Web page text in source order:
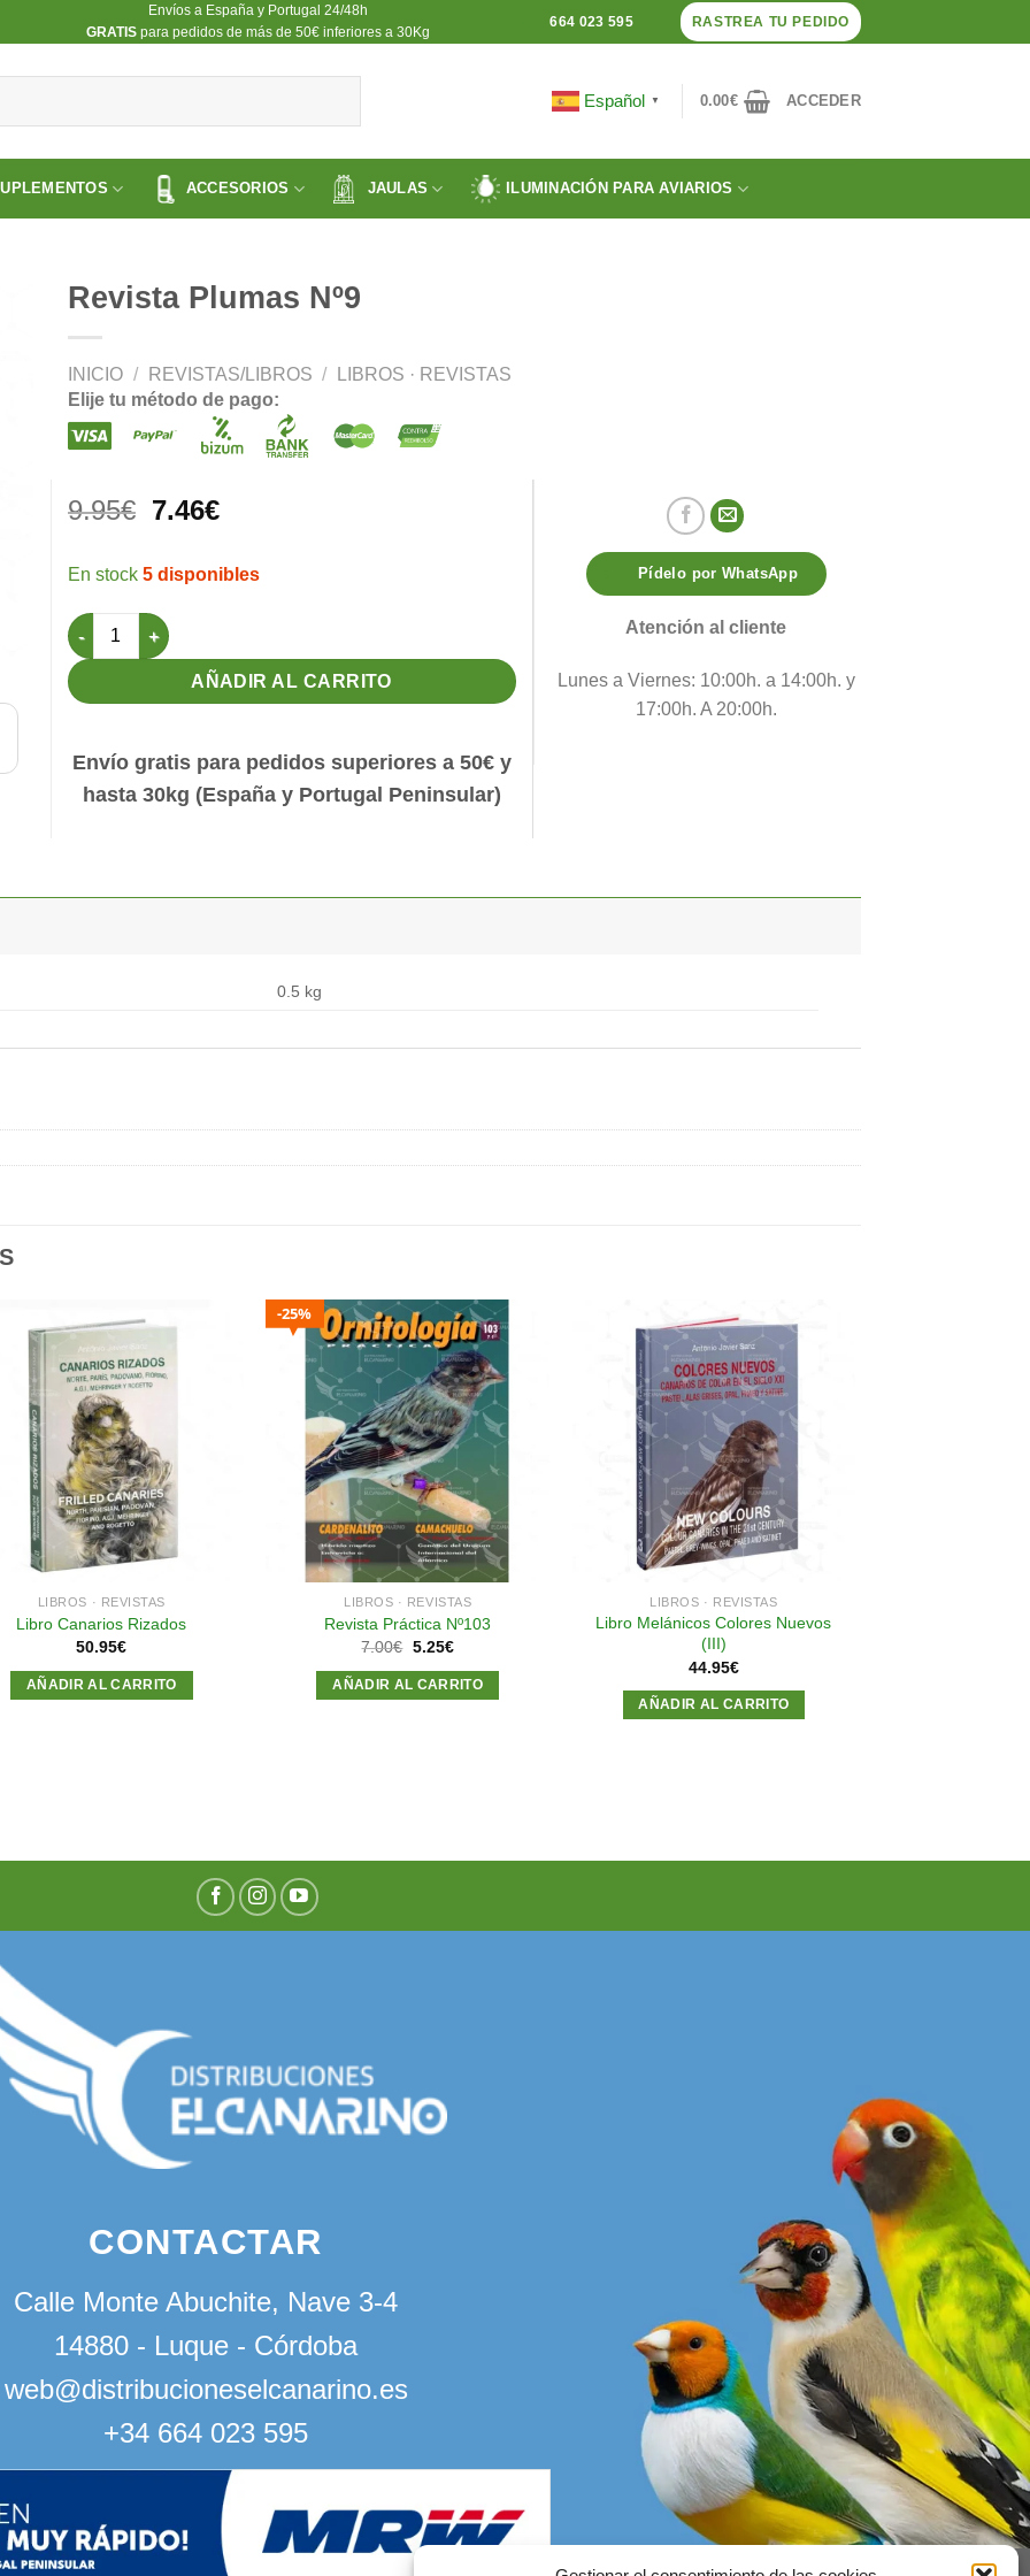
Envíos a España y Portugal 24/48h
​GRATISpara pedidos de más de 50€ inferiores a 30Kg
664 023 595 RASTREA TU PEDIDO
Español ▼ 0.00€ ACCEDER
ACCESORIOS JAULAS ILUMINACIÓN PARA AVIARIOS
Revista Plumas Nº9
INICIO / REVISTAS/LIBROS /
LIBROS · REVISTAS
Elije tu método de pago:
9.95€ El
original
era:
9.95€.
7.46€El
actual
5 disponibles
Revista Plumas Nº9 cantidad
AÑADIR AL CARRITO
Envío gratis para pedidos superiores a 50€ y
hasta 30kg (España y Portugal Peninsular)
Pídelo por WhatsApp
Atención al cliente
Lunes a Viernes: 10:00h. a 14:00h. y
17:00h. A 20:00h.
0.5 kg
LIBROS · REVISTAS
Libro Canarios Rizados
50.95€
AÑADIR AL CARRITO
Añadir
lista de
deseos
LIBROS · REVISTAS
Revista Práctica Nº103
7.00€ El
original
era:
5.25€El
actual
es:
AÑADIR AL CARRITO
lista de
LIBROS · REVISTAS
Libro Melánicos Colores Nuevos
(III)
44.95€
AÑADIR AL CARRITO
CONTACTAR
Calle Monte Abuchite, Nave 3-4
14880 - Luque - Córdoba
web@distribucioneselcanarino.es
+34 664 023 595
25%